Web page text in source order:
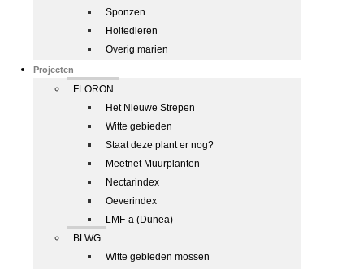
Sponzen
Holtedieren
Overig marien
Projecten
FLORON
Het Nieuwe Strepen
Witte gebieden
Staat deze plant er nog?
Meetnet Muurplanten
Nectarindex
Oeverindex
LMF-a (Dunea)
BLWG
Witte gebieden mossen